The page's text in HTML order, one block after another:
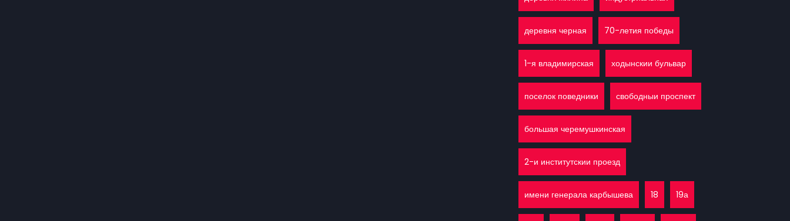
деревня черная 70-летия победы
1-я владимирская ходынскии бульвар
поселок поведники свободныи проспект
большая черемушкинская
2-и институтскии проезд
имени генерала карбышева 18 19а